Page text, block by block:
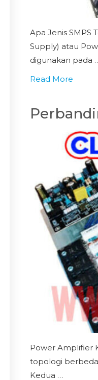
Apa Jenis SMPS
Supply) atau
digunakan pada
Read More
Power Amplifier
topologi
Kedua …